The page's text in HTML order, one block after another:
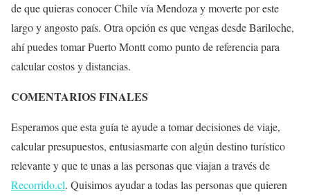
de que quieras conocer Chile vía Mendoza y moverte por este
largo y angosto país. Otra opción es que vengas desde Bariloche,
ahí puedes tomar Puerto Montt como punto de referencia para
calcular costos y distancias.
COMENTARIOS FINALES
Esperamos que esta guía te ayude a tomar decisiones de viaje,
calcular presupuestos, entusiasmarte con algún destino turístico
relevante y que te unas a las personas que viajan a través de
Recorrido.cl. Quisimos ayudar a todas las personas que quieren